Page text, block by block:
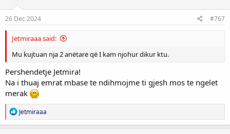
n
s
26 Dec 2024 #767
Jetmiraaa said:
Mu kujtuan nja 2 anëtare që I kam njohur dikur ktu.
Pershendetje Jetmira!
Na i thuaj emrat mbase te ndihmojme ti gjesh mos te ngelet
merak
R
e
a
Jetmiraaa